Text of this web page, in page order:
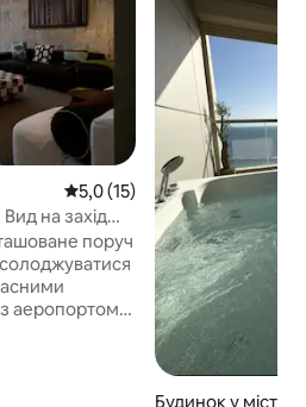
Середня оцінка: 5,0 з 5,
5,0 (15)
на захід
поруч
аеропортом
Будинок у місті